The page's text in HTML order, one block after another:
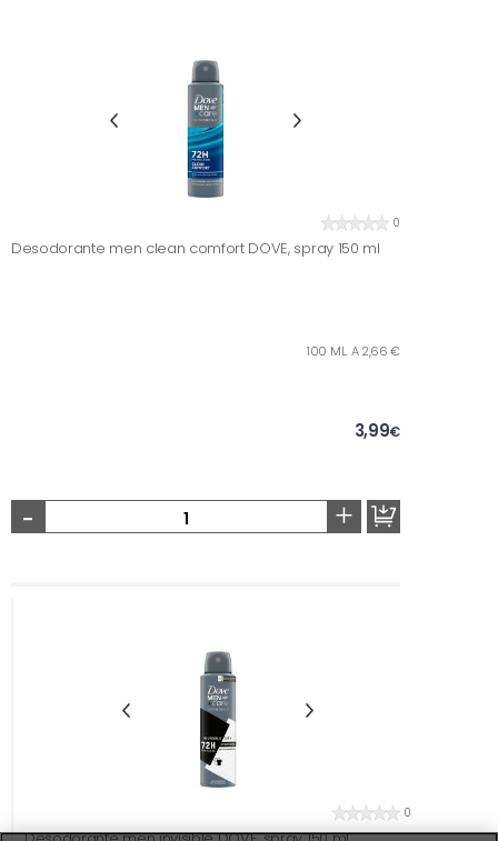
0
Desodorante men clean comfort DOVE, spray 150 ml
100 ML. A 2,66 €
3,99€
- +
0